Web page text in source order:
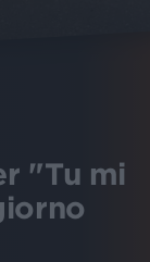
"Tu mi